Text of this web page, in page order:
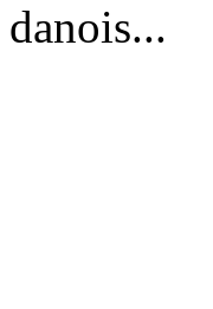
danois...